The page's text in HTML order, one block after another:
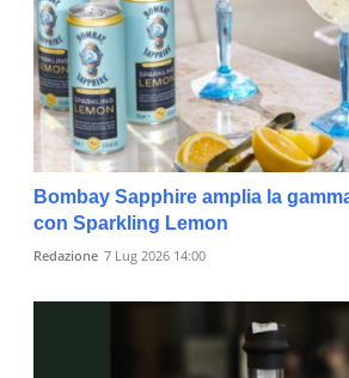
Bombay Sapphire amplia la
con Sparkling Lemon
Redazione 7 Lug 2026 14:00